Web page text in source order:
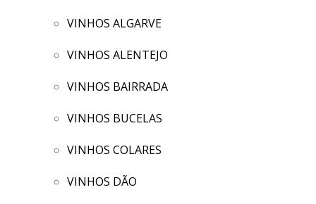
VINHOS ALGARVE
VINHOS ALENTEJO
VINHOS BAIRRADA
VINHOS BUCELAS
VINHOS COLARES
VINHOS DÃO